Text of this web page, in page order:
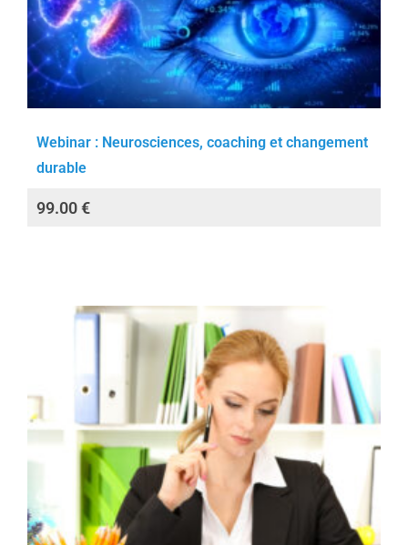
Webinar : Neurosciences, coaching et changement
durable
99.00€